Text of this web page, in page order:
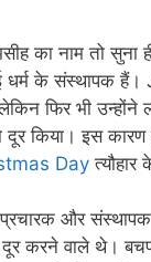
का नाम तो सुना
धर्म के संस्थापक
फिर भी उन्होंने
दूर किया। इस
Day
प्रचारक और
दूर करने वाले थे।